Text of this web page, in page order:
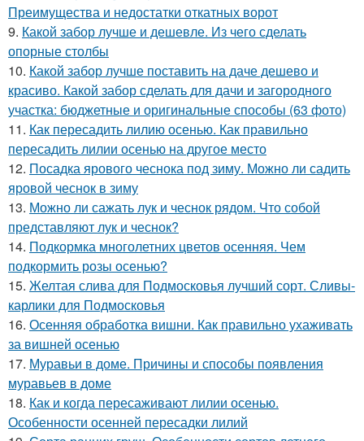
Преимущества и недостатки откатных ворот
9. Какой забор лучше и дешевле. Из чего сделать
опорные столбы
10. Какой забор лучше поставить на даче дешево и
красиво. Какой забор сделать для дачи и загородного
участка: бюджетные и оригинальные способы (63 фото)
11. Как пересадить лилию осенью. Как правильно
пересадить лилии осенью на другое место
12. Посадка ярового чеснока под зиму. Можно ли садить
яровой чеснок в зиму
13. Можно ли сажать лук и чеснок рядом. Что собой
представляют лук и чеснок?
14. Подкормка многолетних цветов осенняя. Чем
подкормить розы осенью?
15. Желтая слива для Подмосковья лучший сорт. Сливы-
карлики для Подмосковья
16. Осенняя обработка вишни. Как правильно ухаживать
за вишней осенью
17. Муравьи в доме. Причины и способы появления
муравьев в доме
18. Как и когда пересаживают лилии осенью.
Особенности осенней пересадки лилий